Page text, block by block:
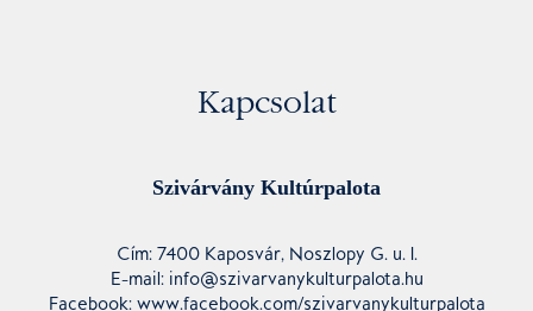
Kapcsolat
Szivárvány Kultúrpalota
Cím: 7400 Kaposvár, Noszlopy G. u. 1.
E-mail: info@szivarvanykulturpalota.hu
Facebook: www.facebook.com/szivarvanykulturpalota